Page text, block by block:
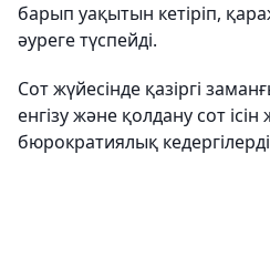
барып уақытын кетіріп,
әуреге түспейді.
Сот жүйесінде қазіргі
енгізу және қолдану сот ісін
бюрократиялық